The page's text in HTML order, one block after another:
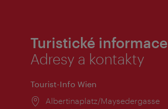
Turistické informace
Adresy a kontakty
Tourist-Info Wien
Místo:
Albertinaplatz/Maysedergasse